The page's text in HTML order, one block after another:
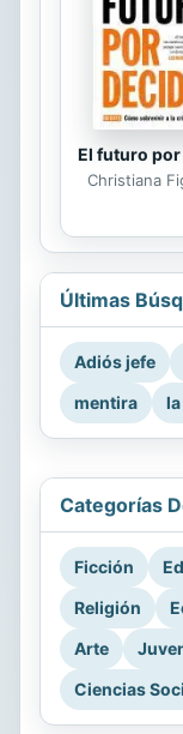
El futuro
Christiana
Últimas
Adiós jefe
mentira
Categorías
Ficción
Religión
Arte
Ciencias